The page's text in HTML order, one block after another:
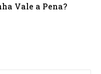
Vale a Pena?